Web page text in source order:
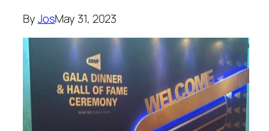
ByJosMay 31, 2023